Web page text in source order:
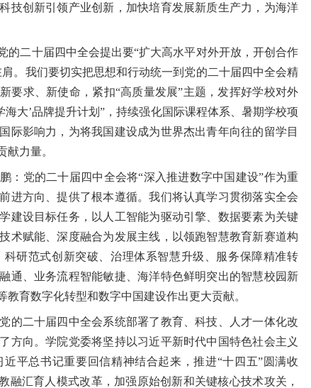
技创新引领产业创新，加快培育发展新质生产力，为海洋
二十届四中全会提出要“扩大高水平对外开放，开创合作
。我们要切实把思想和行动统一到党的二十届四中全会精
要求、新使命，紧扣“高质量发展”主题，发挥好学校对外
大’品牌提升计划”，持续强化国际课程体系、暑期学校项
际影响力，为将我国建设成为世界杰出青年向往的留学目
献力量。
党的二十届四中全会将“深入推进数字中国建设”作为重
进方向、提供了根本遵循。我们将认真学习贯彻落实全会
建设目标任务，以人工智能为驱动引擎、数据要素为关键
术赋能、深度融合为发展主线，以领跑智慧教育新赛道构
研范式创新突破、治理体系智慧升级、服务保障精准转
通、业务流程智能敏捷、海洋特色鲜明突出的智慧校园新
育数字化转型和数字中国建设作出更大贡献。
二十届四中全会系统部署了教育、科技、人才一体化改
方向。学院党委将坚持以习近平新时代中国特色社会主义
平总书记重要回信精神结合起来，推进“十四五”圆满收
融汇育人模式改革，加强原始创新和关键核心技术攻关，